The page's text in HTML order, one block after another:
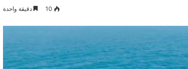
10 دقيقة واحدة